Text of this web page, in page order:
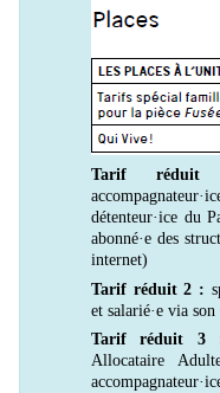
Tarif
détenteur·ice du
abonné·e des
internet)
Tarif réduit 2 :
et salarié·e via son
Tarif réduit 3
Allocataire